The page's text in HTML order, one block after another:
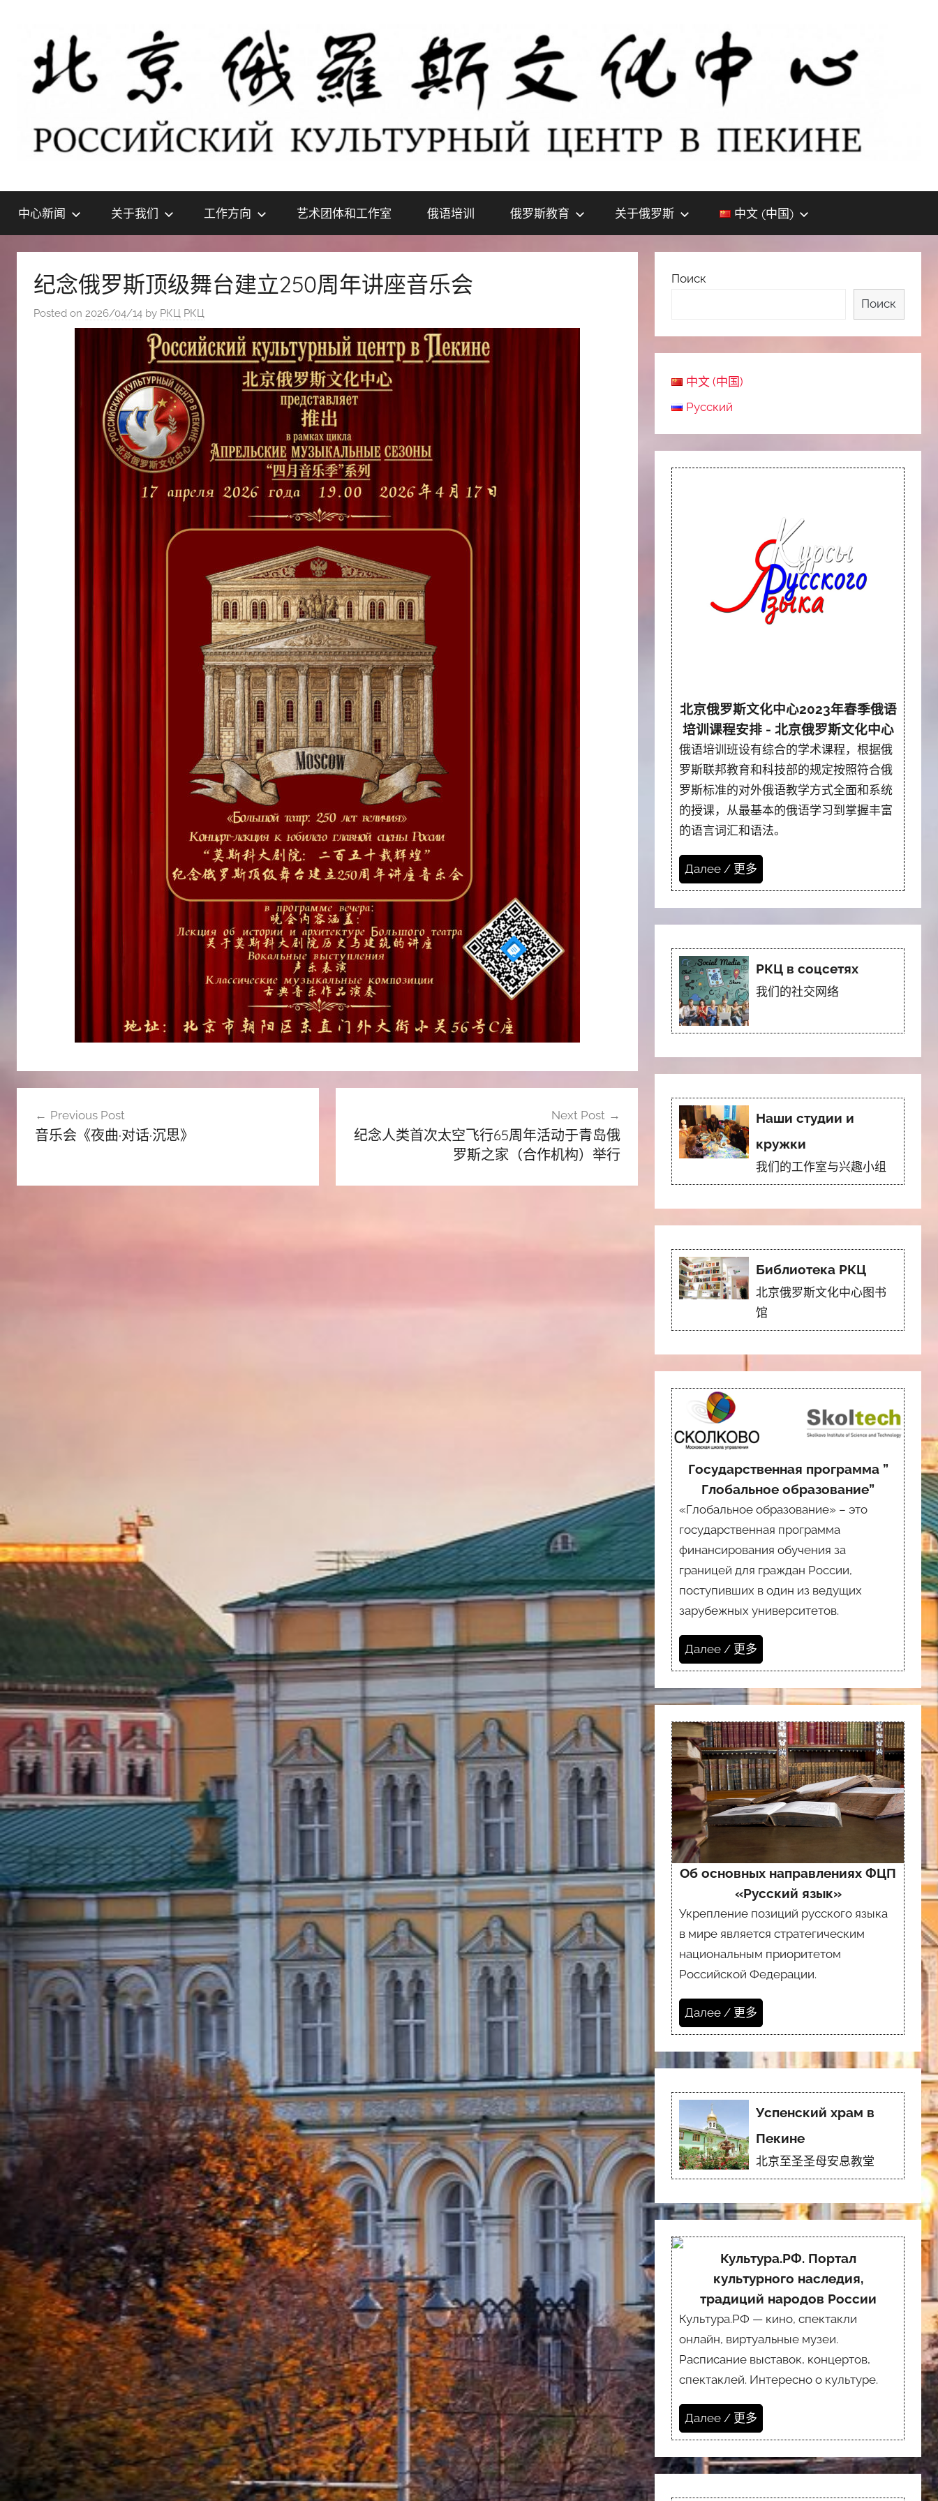
北
京
俄
罗
КУЛЬТУРНЫЙ
ЦЕНТР
ПЕКИНЕ
中心新闻 关于我们 工作方向 艺术团体和工作室 俄语培训 俄罗斯教育 关于俄罗斯 中文 (中国)
纪念俄罗斯顶级舞台建立250周年讲座音乐会
Posted on 2026/04/14 by РКЦ РКЦ
Previous Post
音乐会《夜曲·对话·沉思》
Next Post
纪念人类首次太空飞行65周年活动于青岛俄
罗斯之家（合作机构）举行
Поиск
Поиск
中文 (中国)
Русский
北京俄罗斯文化中心2023年春季俄语
培训课程安排 - 北京俄罗斯文化中心
俄语培训班设有综合的学术课程，根据俄
罗斯联邦教育和科技部的规定按照符合俄
罗斯标准的对外俄语教学方式全面和系统
的授课，从最基本的俄语学习到掌握丰富
的语言词汇和语法。
Далее / 更多
РКЦ в соцсетях
我们的社交网络
Наши студии и
кружки
我们的工作室与兴趣小组
Библиотека РКЦ
北京俄罗斯文化中心图书
馆
Государственная программа ”
Глобальное образование”
«Глобальное образование» – это
государственная программа
финансирования обучения за
границей для граждан России,
поступивших в один из ведущих
зарубежных университетов.
Далее / 更多
Об основных направлениях ФЦП
«Русский язык»
Укрепление позиций русского языка
в мире является стратегическим
национальным приоритетом
Российской Федерации.
Далее / 更多
Успенский храм в
Пекине
北京至圣圣母安息教堂
Культура.РФ. Портал
культурного наследия,
традиций народов России
Культура.РФ — кино, спектакли
онлайн, виртуальные музеи.
Расписание выставок, концертов,
спектаклей. Интересно о культуре.
Далее / 更多